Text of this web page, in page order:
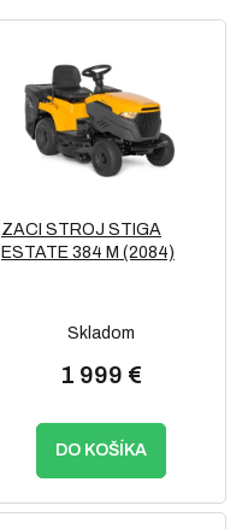
ZACI STROJ STIGA
ESTATE 384 M (2084)
Skladom
1 999 €
DO KOŠÍKA